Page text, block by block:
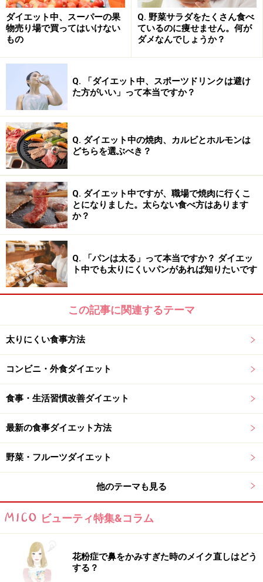
かり摂取して、活発な脂肪燃焼に備えます。
■筋トレと有酸素運動を行う場合
筋トレと有酸素運動の両方を行うときはたくさんのエネ
ルギーを必要とします。長時間じっくり運動をする場合
は空腹の状態で行うよりも、空腹になる前の元気な状態
で行うのが良いでしょう。筋トレでしっかりボディデザ
インをしたい時、1～2時間じっくり有酸素運動に取り組
みたい時などは、運動を始める1.5～2時間前までに食事
を済ませておきます。
筋トレのような瞬発的な動きには糖質のエネルギーを必
要とするので、ご飯やパン、麺類などの主食でしっかり
糖質を補給できる食事をしておくと良いでしょう。もち
ろん栄養バランスも大切ですが、あまりお腹いっぱいに
食べてしまうと体を動かすのが億劫になったり眠くなっ
てしまうので、腹八分目に抑えておきます。バランスの
良い食事を摂るのが難しい場合は、糖質の摂取だけでも
良いでしょう。ご飯、パン、麺類などの主食、もしくは
糖質の含有量が多いバナナもおすすめです。糖質をたっ
ぷり摂って、ハードな運動に備えます。
運動中のエネルギー補給
運動中の筋肉の分解を抑えるのに有効なのは、バリン、
ロイシン、イソロイシンというアミノ酸（これらをまと
めてBCCAと呼びます）の摂取です。これらは運動中のエ
ネルギー源として消費されるので、意識して補給するこ
りボディラインを整えてくれます。運動中は、BCCAを含
やスポーツジム等で販売されているエネルギードリンク
がオススメです。
ダイエット中、スーパーの果
物売り場で買ってはいけない
もの
Q. 野菜サラダをたくさん食べ
ているのに痩せません。何が
ダメなんでしょうか？
Q. 「ダイエット中、スポーツドリンクは避け
た方がいい」って本当ですか？
Q. ダイエット中の焼肉、カルビとホルモンは
どちらを選ぶべき？
Q. ダイエット中ですが、職場で焼肉に行くこ
とになりました。太らない食べ方はあります
か？
Q. 「パンは太る」って本当ですか？ ダイエッ
ト中でも太りにくいパンがあれば知りたいです
この記事に関連するテーマ
太りにくい食事方法
コンビニ・外食ダイエット
食事・生活習慣改善ダイエット
最新の食事ダイエット方法
野菜・フルーツダイエット
他のテーマも見る
ビューティ特集&コラム
花粉症で鼻をかみすぎた時のメイク直しはどう
する？